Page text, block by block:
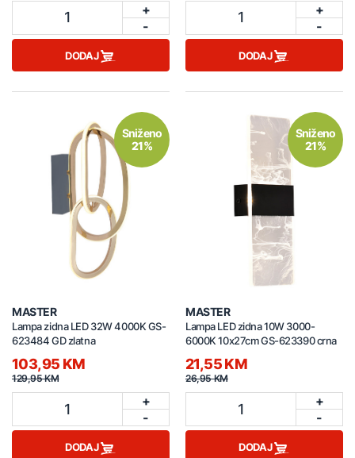
1
+
-
DODAJ
1
+
-
DODAJ
Sniženo
21%
MASTER
Lampa zidna LED 32W 4000K GS-
623484 GD zlatna
103,95 KM
129,95 KM
1
+
-
DODAJ
Sniženo
21%
MASTER
Lampa LED zidna 10W 3000-
6000K 10x27cm GS-623390 crna
21,55 KM
26,95 KM
1
+
-
DODAJ